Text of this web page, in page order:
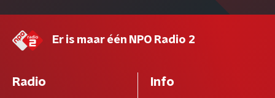
Er is maar één NPO Radio 2
Radio Info